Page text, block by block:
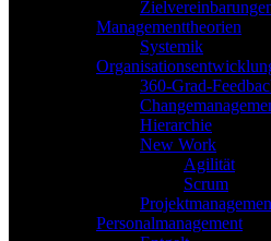
Managementtheorien
Systemik
360-Grad-
Hierarchie
New Work
Agilität
Scrum
Personalmanagement